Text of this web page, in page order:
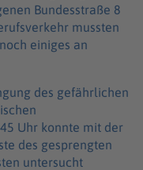
Bundesstraße 8
mussten
einiges an
des gefährlichen
Uhr konnte mit der
des gesprengten
untersucht